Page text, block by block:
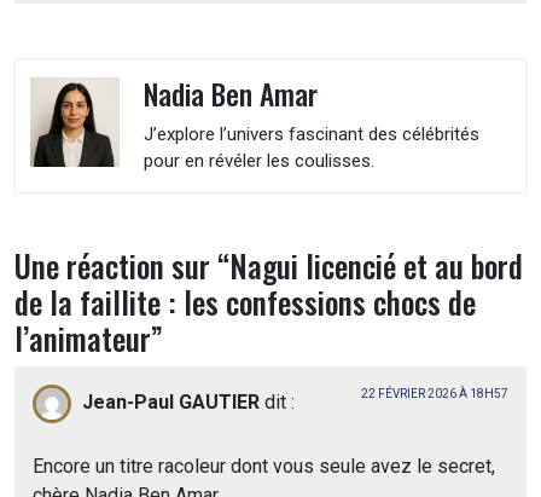
Nadia Ben Amar
J’explore l’univers fascinant des célébrités
pour en révéler les coulisses.
Une réaction sur “Nagui licencié et au bord
de la faillite : les confessions chocs de
l’animateur”
Jean-Paul GAUTIER dit : 22 FÉVRIER 2026 À 18H57
Encore un titre racoleur dont vous seule avez le secret,